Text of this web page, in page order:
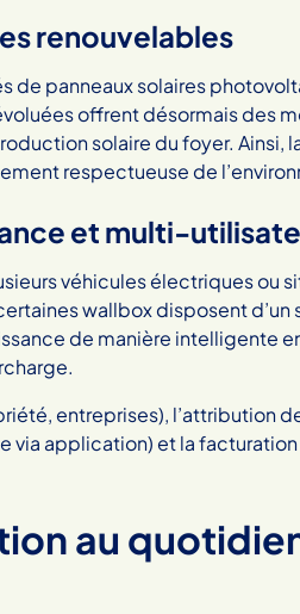
renouvelables
de panneaux solaires
offrent désormais des
solaire du foyer. Ainsi,
respectueuse de
et multi-
véhicules électriques ou
wallbox disposent d’un
de manière intelligente
entreprises), l’attribution
via application) et la
au